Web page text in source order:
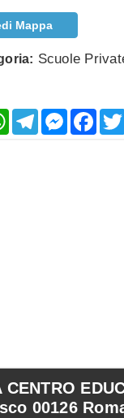
Mappa
Scuole
WhatsAppTelegram
CENTRO
00126